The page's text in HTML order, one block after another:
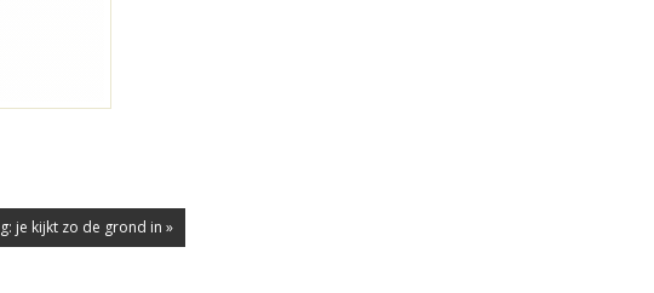
je kijkt zo de grond in »